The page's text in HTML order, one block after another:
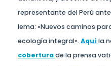
representante del Perú
lema: «Nuevos caminos
ecología integral». Aquí la
coberturade la prensa